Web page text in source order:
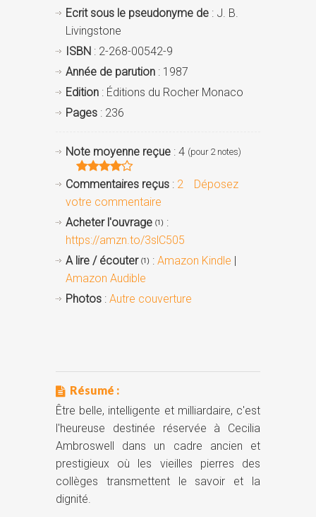
Ecrit sous le pseudonyme de : J. B.
Livingstone
ISBN : 2-268-00542-9
Année de parution : 1987
Edition : Éditions du Rocher Monaco
Pages : 236
Note moyenne reçue : 4 (pour 2 notes)
Commentaires reçus : 2
Déposez
votre commentaire
Acheter l'ouvrage (1) :
https://amzn.to/3slC505
A lire / écouter (1) : Amazon Kindle |
Amazon Audible
Photos : Autre couverture
Résumé :
Être belle, intelligente et milliardaire, c'est
l'heureuse destinée réservée à Cecilia
Ambroswell dans un cadre ancien et
prestigieux où les vieilles pierres des
collèges transmettent le savoir et la
dignité.